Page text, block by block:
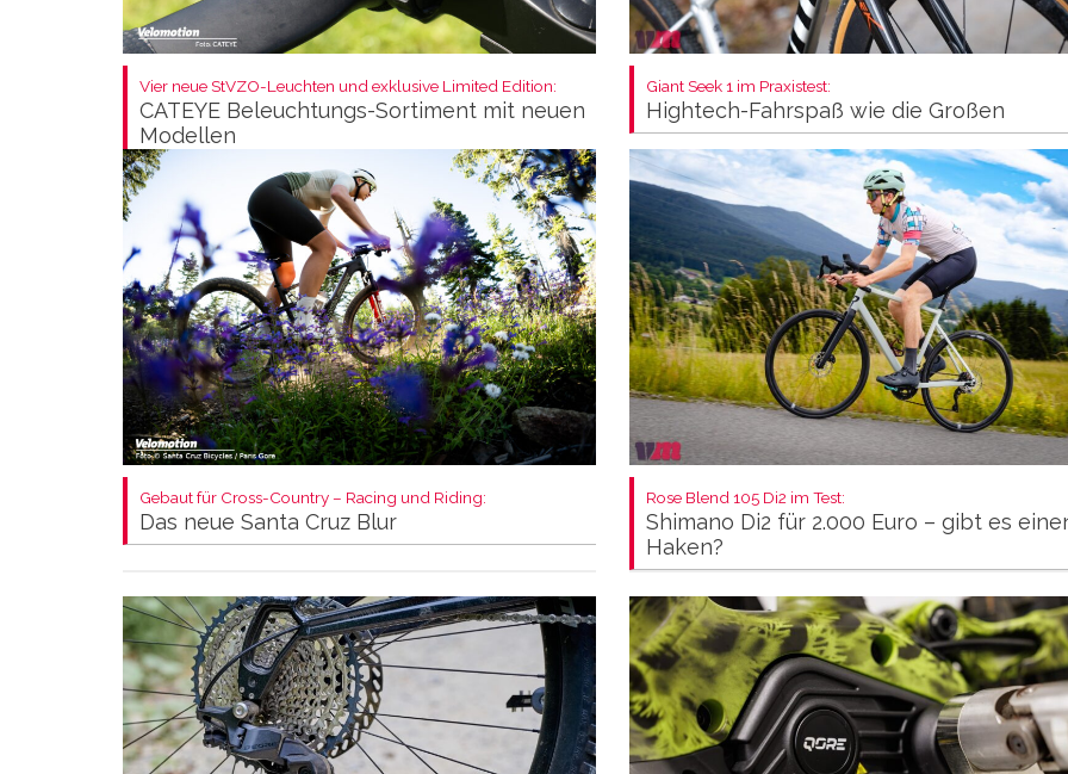
Vier neue StVZO-Leuchten und exklusive Limited Edition:
CATEYE Beleuchtungs-Sortiment mit neuen
Modellen
Giant Seek 1 im Praxistest:
Hightech-Fahrspaß wie die Großen
Gebaut für Cross-Country – Racing und Riding:
Das neue Santa Cruz Blur
Rose Blend 105 Di2 im Test:
Shimano Di2 für 2.000 Euro – gibt es
Haken?